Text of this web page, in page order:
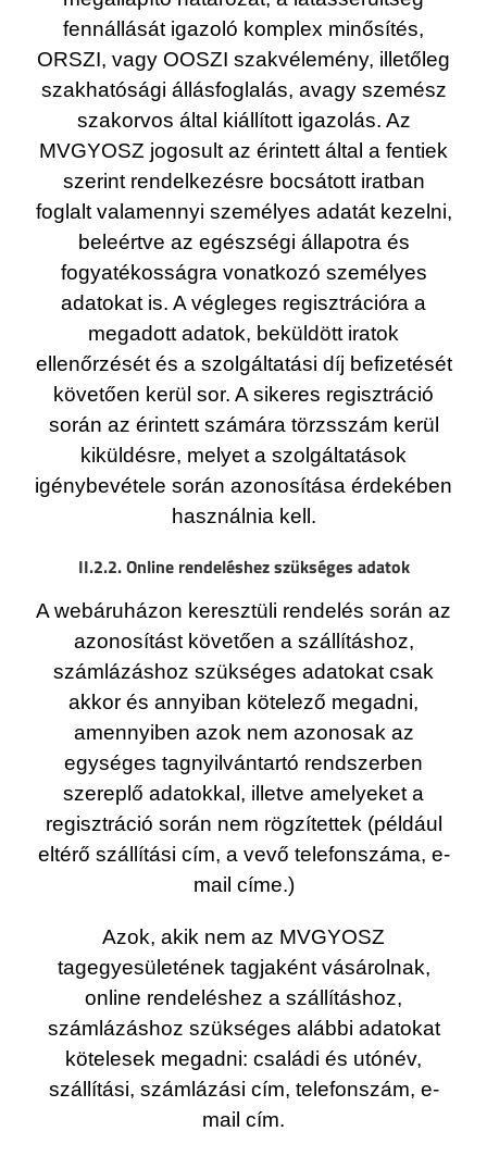
fennállását igazoló komplex minősítés,
ORSZI, vagy OOSZI szakvélemény, illetőleg
szakhatósági állásfoglalás, avagy szemész
szakorvos által kiállított igazolás. Az
MVGYOSZ jogosult az érintett által a fentiek
szerint rendelkezésre bocsátott iratban
foglalt valamennyi személyes adatát kezelni,
beleértve az egészségi állapotra és
fogyatékosságra vonatkozó személyes
adatokat is. A végleges regisztrációra a
megadott adatok, beküldött iratok
ellenőrzését és a szolgáltatási díj befizetését
követően kerül sor. A sikeres regisztráció
során az érintett számára törzsszám kerül
kiküldésre, melyet a szolgáltatások
igénybevétele során azonosítása érdekében
használnia kell.
II.2.2. Online rendeléshez szükséges adatok
A webáruházon keresztüli rendelés során az
azonosítást követően a szállításhoz,
számlázáshoz szükséges adatokat csak
akkor és annyiban kötelező megadni,
amennyiben azok nem azonosak az
egységes tagnyilvántartó rendszerben
szereplő adatokkal, illetve amelyeket a
regisztráció során nem rögzítettek (például
eltérő szállítási cím, a vevő telefonszáma, e-
mail címe.)
Azok, akik nem az MVGYOSZ
tagegyesületének tagjaként vásárolnak,
online rendeléshez a szállításhoz,
számlázáshoz szükséges alábbi adatokat
kötelesek megadni: családi és utónév,
szállítási, számlázási cím, telefonszám, e-
mail cím.